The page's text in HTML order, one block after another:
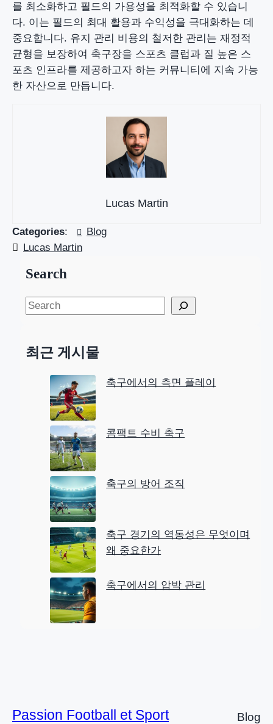
를 최소화하고 필드의 가용성을 최적화할 수 있습니
다. 이는 필드의 최대 활용과 수익성을 극대화하는 데
중요합니다. 유지 관리 비용의 철저한 관리는 재정적
균형을 보장하여 축구장을 스포츠 클럽과 질 높은 스
포츠 인프라를 제공하고자 하는 커뮤니티에 지속 가능
한 자산으로 만듭니다.
Lucas Martin
Categories:
Blog
Lucas Martin
Search
S
r
최근 게시물
축구에서의 측면 플레이
콤팩트 수비 축구
축구의 방어 조직
축구 경기의 역동성은 무엇이며
왜 중요한가
축구에서의 압박 관리
Passion Football et Sport Blog